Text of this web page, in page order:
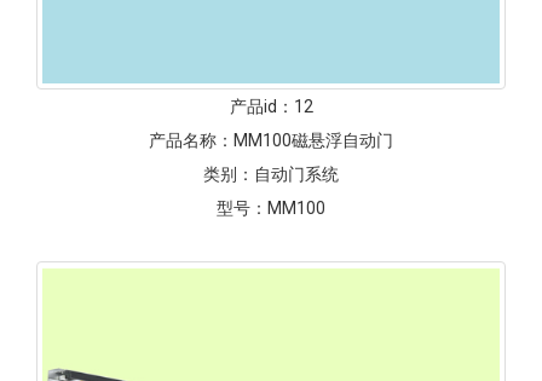
产品id： 12
产品名称： MM100磁悬浮自动门
类别： 自动门系统
型号： MM100